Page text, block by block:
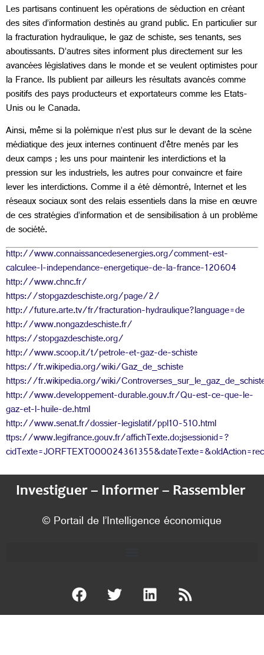
Les partisans continuent les opérations de séduction en créant
des sites d’information destinés au grand public. En particulier sur
la fracturation hydraulique, le gaz de schiste, ses tenants, ses
aboutissants. D’autres sites informent plus directement sur les
avancées législatives dans le monde et se veulent optimistes pour
la France. Ils publient par ailleurs les résultats avancés comme
positifs des pays producteurs et exportateurs comme les Etats-
Unis ou le Canada.
Ainsi, même si la polémique n’est plus sur le devant de la scène
médiatique des jeux internes continuent d’être menés par les
deux camps ; les uns pour maintenir les interdictions et la
pression sur les industriels, les autres pour convaincre et faire
lever les interdictions. Comme il a été démontré, Internet et les
réseaux sociaux sont des relais essentiels dans la mise en œuvre
de ces stratégies d’information et de sensibilisation à un problème
de société.
http://www.connaissancedesenergies.org/comment-est-
calculee-l-independance-energetique-de-la-france-120604
http://www.chnc.fr/
https://stopgazdeschiste.org/page/2/
http://future.arte.tv/fr/fracturation-hydraulique?language=de
http://www.nongazdeschiste.fr/
https://stopgazdeschiste.org/
http://www.scoop.it/t/petrole-et-gaz-de-schiste
https://fr.wikipedia.org/wiki/Gaz_de_schiste
https://fr.wikipedia.org/wiki/
http://www.developpement-durable.gouv.fr/Qu-est-ce-que-le-
gaz-et-l-huile-de.html
http://www.senat.fr/dossier-legislatif/ppl10-510.html
ttps://www.legifrance.gouv.fr/affichTexte.do;jsessionid=?
Investiguer – Informer – Rassembler
© Portail de l’Intelligence économique